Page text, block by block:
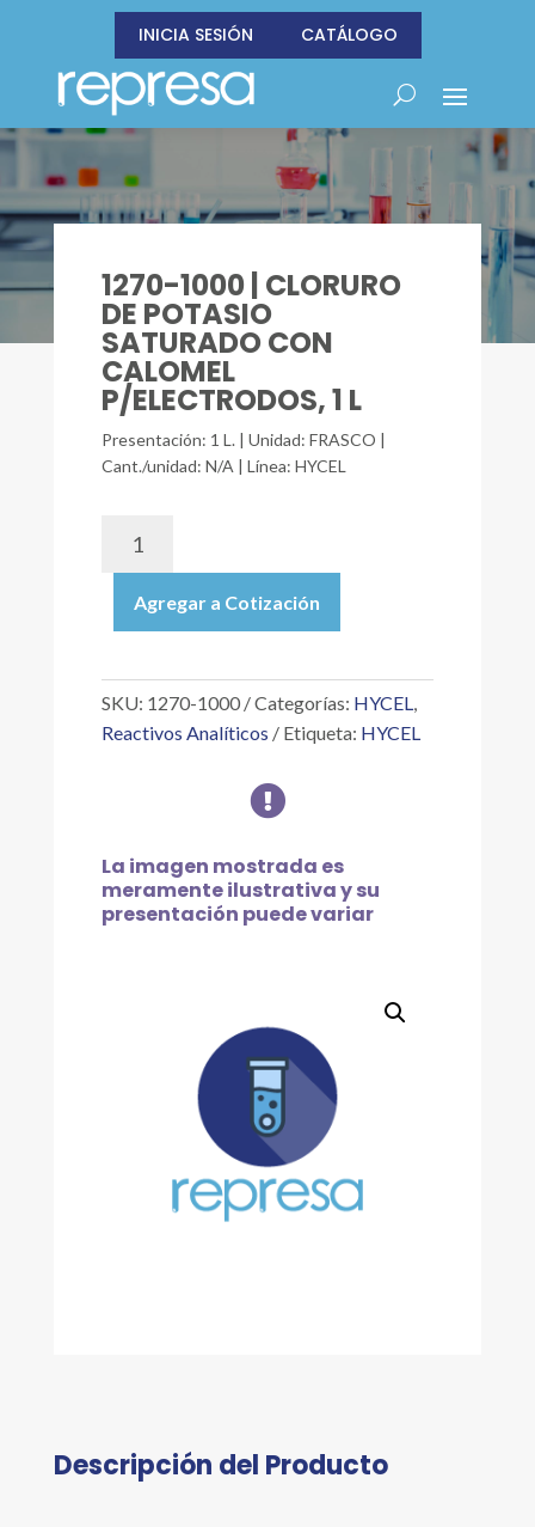
INICIA SESIÓN CATÁLOGO
1270-1000 | CLORURO
DE POTASIO
SATURADO CON
CALOMEL
P/ELECTRODOS, 1 L
Presentación: 1 L. | Unidad: FRASCO |
Cant./unidad: N/A | Línea: HYCEL
1000
CLORURO
DE
SATURADO
CALOMEL
cantidad
Agregar a Cotización
SKU: 1270-1000 Categorías: HYCEL,
Reactivos Analíticos
Etiqueta: HYCEL

La imagen mostrada es
meramente ilustrativa y su
presentación puede variar
Descripción del Producto